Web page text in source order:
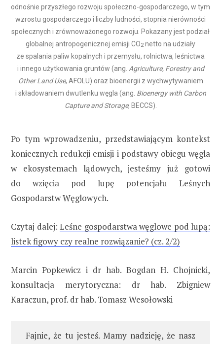
odnośnie przyszłego rozwoju społeczno-gospodarczego, w tym
wzrostu gospodarczego i liczby ludności, stopnia nierówności
społecznych i zrównoważonego rozwoju. Pokazany jest podział
globalnej antropogenicznej emisji CO2 netto na udziały
ze spalania paliw kopalnych i przemysłu, rolnictwa, leśnictwa
i innego użytkowania gruntów (ang. Agriculture, Forestry and
Other Land Use, AFOLU) oraz bioenergii z wychwytywaniem
i składowaniem dwutlenku węgla (ang. Bioenergy with Carbon
Capture and Storage, BECCS).
Po tym wprowadzeniu, przedstawiającym kontekst
koniecznych redukcji emisji i podstawy obiegu węgla
w ekosystemach lądowych, jesteśmy już gotowi
do wzięcia pod lupę potencjału Leśnych
Gospodarstw Węglowych.
Czytaj dalej: Leśne gospodarstwa węglowe pod lupą:
listek figowy czy realne rozwiązanie? (cz. 2/2)
Marcin Popkewicz i dr hab. Bogdan H. Chojnicki,
konsultacja merytoryczna: dr hab. Zbigniew
Karaczun, prof. dr hab. Tomasz Wesołowski
Fajnie, że tu jesteś. Mamy nadzieję, że nasz